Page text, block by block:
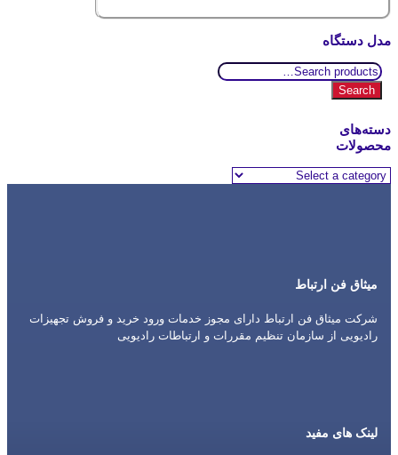
مدل دستگاه
Search
for:
Search
دسته‌های
محصولات
میثاق فن ارتباط
شرکت میثاق فن ارتباط دارای مجوز خدمات ورود خرید و فروش تجهیزات
رادیویی از سازمان تنظیم مقررات و ارتباطات رادیویی
لینک های مفید